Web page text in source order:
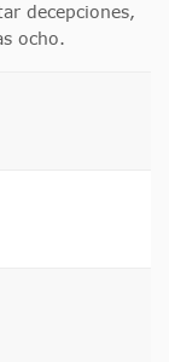
decepciones,
ocho.